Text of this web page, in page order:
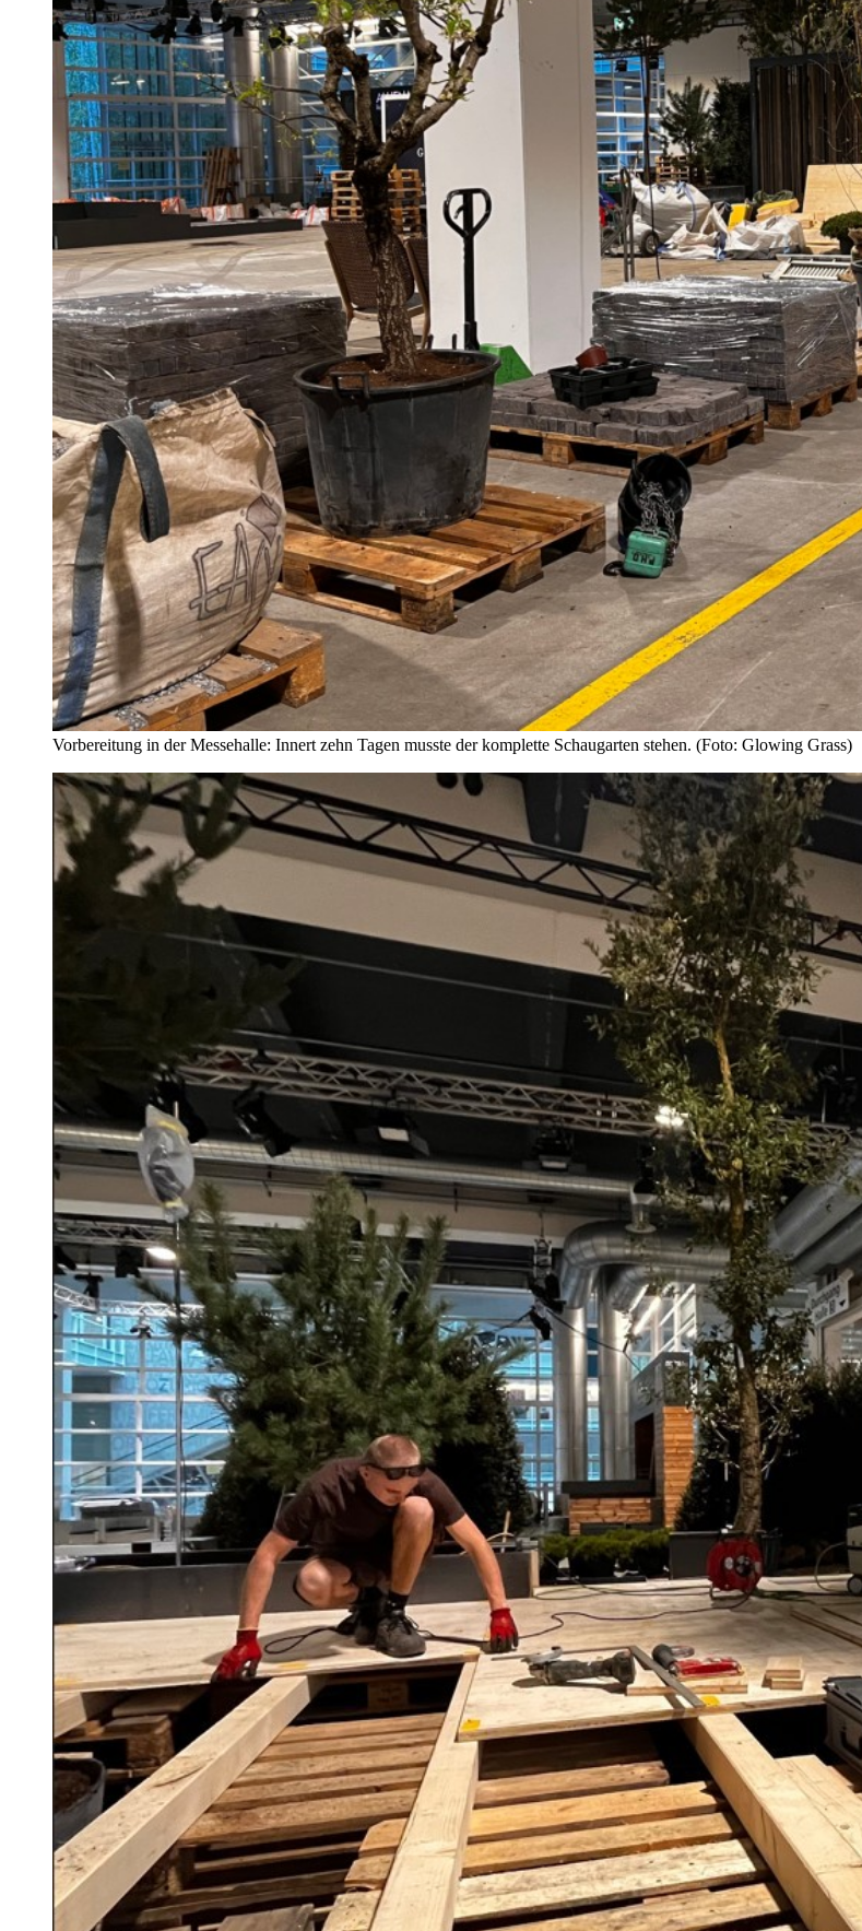
Vorbereitung in der Messehalle: Innert zehn Tagen musste der komplette Schaugarten stehen. (Foto: Glowing Grass)